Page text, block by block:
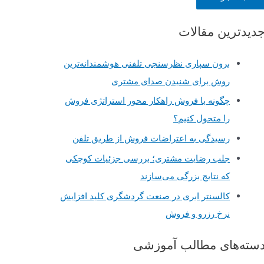
ج
جدیدترین مقالات
برون سپاری نظرسنجی تلفنی هوشمندانه‌ترین
روش برای شنیدن صدای مشتری
چگونه با فروش راهکار محور استراتژی فروش
را متحول کنیم؟
رسیدگی به اعتراضات فروش از طریق تلفن
جلب رضایت مشتری؛ بررسی جزئیات کوچکی
که نتایج بزرگی می‌سازند
کالسنتر ابری در صنعت گردشگری کلید افزایش
نرخ رزرو و فروش
دسته‌های مطالب آموزشی